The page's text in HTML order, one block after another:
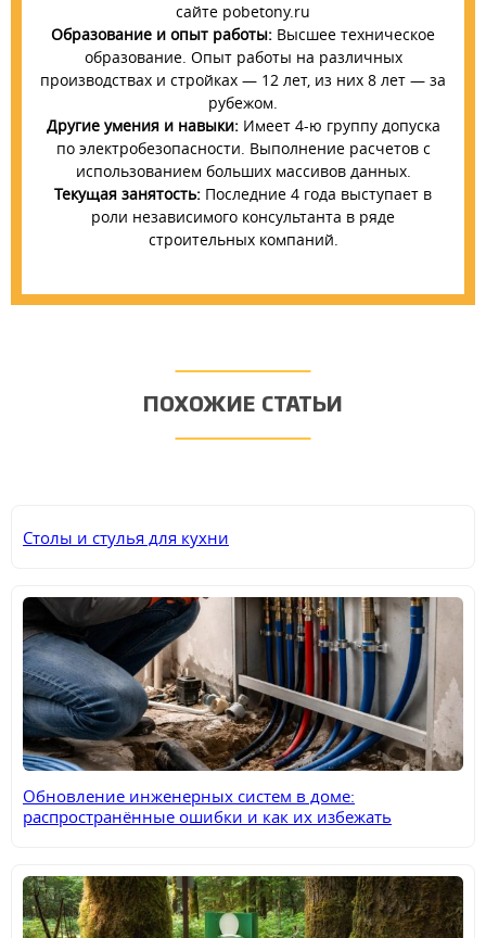
сайте pobetony.ru
Образование и опыт работы: Высшее техническое
образование. Опыт работы на различных
производствах и стройках — 12 лет, из них 8 лет — за
рубежом.
Другие умения и навыки:Имеет 4-ю группу допуска
по электробезопасности. Выполнение расчетов с
использованием больших массивов данных.
Текущая занятость: Последние 4 года выступает в
роли независимого консультанта в ряде
строительных компаний.
ПОХОЖИЕ СТАТЬИ
Столы и стулья для кухни
Обновление инженерных систем в доме:
распространённые ошибки и как их избежать